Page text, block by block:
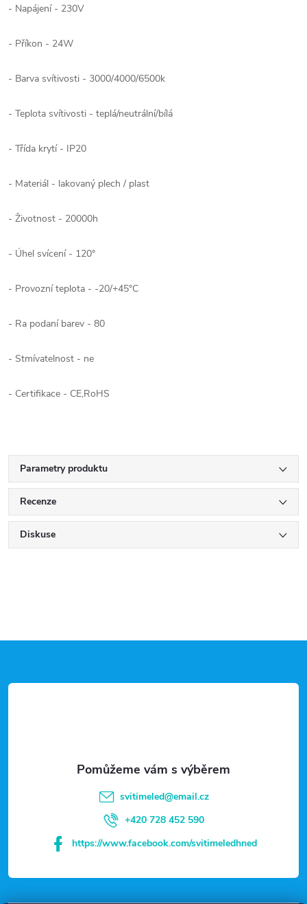
- Napájení - 230V
- Příkon - 24W
- Barva svítivosti - 3000/4000/6500k
- Teplota svítivosti - teplá/neutrální/bílá
- Třída krytí - IP20
- Materiál - lakovaný plech / plast
- Životnost - 20000h
- Úhel svícení - 120°
- Provozní teplota - -20/+45°C
- Ra podaní barev - 80
- Stmívatelnost - ne
- Certifikace - CE,RoHS
Parametry produktu
Recenze
Diskuse
á
svitimeled@email.cz
+420 728 452 590
https://www.facebook.com/svitimeledhned